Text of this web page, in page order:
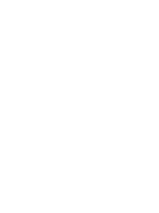
karcie
w nowej karcie
się w nowej karcie
karcie
nowej karcie